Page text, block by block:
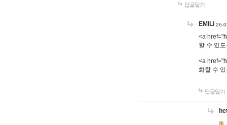
답글달기
EMILI 26-
<a href="
할 수 있
<a href="
화할 수
답글달기